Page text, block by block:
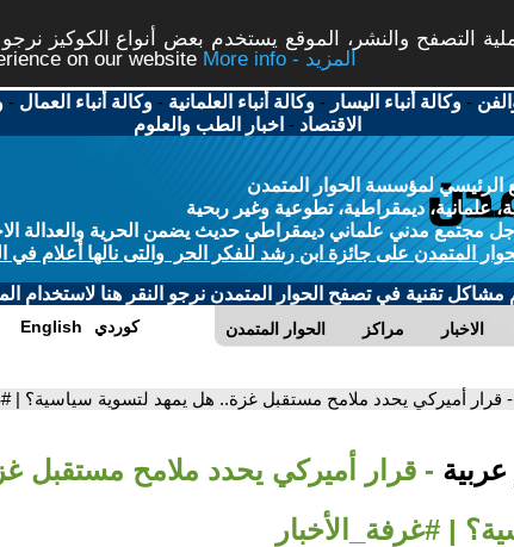
التصفح والنشر، الموقع يستخدم بعض أنواع الكوكيز
on our website
More info - المزيد
-وكالة أنباء اليسار -وكالة أنباء العلمانية -وكالة أنباء العمال -
الاقتصاد - اخبار الطب والعلوم
الرئيسي لمؤسسة الحوار المتمدن
علمانية، ديمقراطية، تطوعية وغير ربحية
مجتمع مدني علماني ديمقراطي حديث يضمن الحرية والعدالة
المتمدن على جائزة ابن رشد للفكر الحر والتى نالها أعلام في
مشاكل تقنية في تصفح الحوار المتمدن نرجو النقر هنا لاستخدام
الحوار المتمدن مراكز الاخبار English كوردي
- قرار أميركي يحدد ملامح مستقبل غزة.. هل يمهد لتسوية سياسية؟ |
- قرار أميركي يحدد ملامح مستقبل
| #غرفة_الأخبار